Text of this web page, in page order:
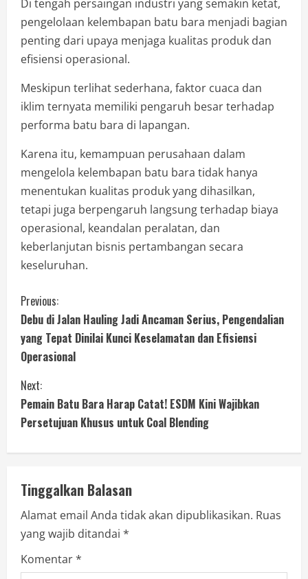
Di tengah persaingan industri yang semakin ketat,
pengelolaan kelembapan batu bara menjadi bagian
penting dari upaya menjaga kualitas produk dan
efisiensi operasional.
Meskipun terlihat sederhana, faktor cuaca dan
iklim ternyata memiliki pengaruh besar terhadap
performa batu bara di lapangan.
Karena itu, kemampuan perusahaan dalam
mengelola kelembapan batu bara tidak hanya
menentukan kualitas produk yang dihasilkan,
tetapi juga berpengaruh langsung terhadap biaya
operasional, keandalan peralatan, dan
keberlanjutan bisnis pertambangan secara
keseluruhan.
Previous:
Debu di Jalan Hauling Jadi Ancaman Serius, Pengendalian
yang Tepat Dinilai Kunci Keselamatan dan Efisiensi
Operasional
Next:
Pemain Batu Bara Harap Catat! ESDM Kini Wajibkan
Persetujuan Khusus untuk Coal Blending
Tinggalkan Balasan
Alamat email Anda tidak akan dipublikasikan. Ruas
yang wajib ditandai *
Komentar*